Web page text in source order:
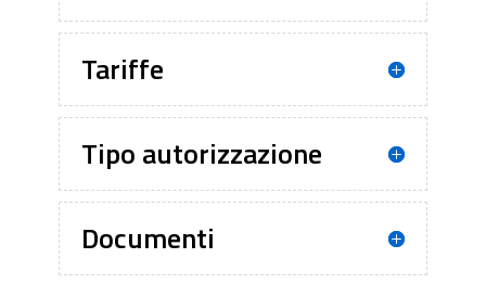
Tariffe
Tipo autorizzazione
Documenti